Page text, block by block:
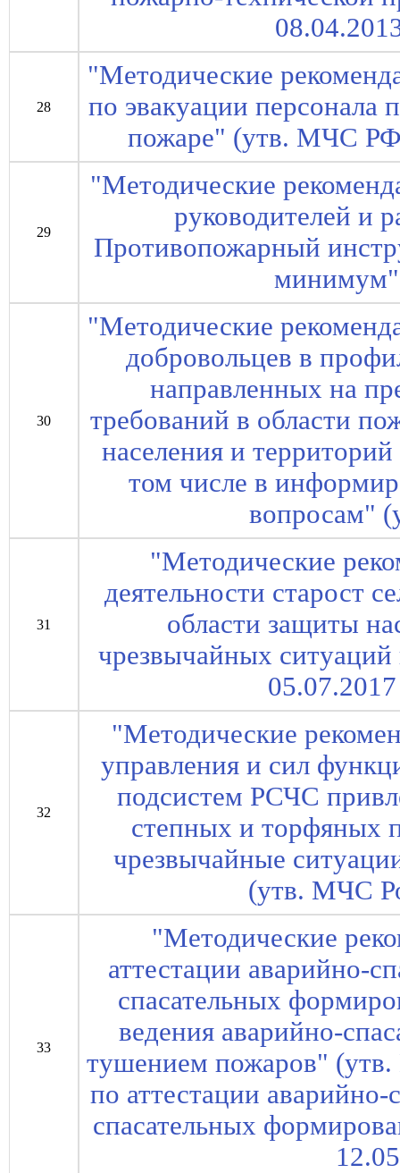
28
"Методические
по эвакуации персонала
пожаре" (утв. МЧС РФ
29
"Методические
руководителей и
Противопожарный
30
"Методические
добровольцев в
направленных на
требований в области
населения и
том числе в
вопросам"
31
"Методические
деятельности старост
области защиты
чрезвычайных
32
"Методические
управления и сил
подсистем РСЧС
степных и торфяных
чрезвычайные
(утв. МЧС
33
"Методические
аттестации аварийно-
спасательных
ведения аварийно-
тушением пожаров"
по аттестации
спасательных